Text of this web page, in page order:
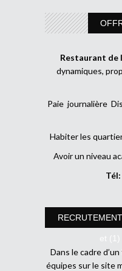
Restaurant de
dynamiques,
Paie journalière
Habiter les
Avoir un niveau
Tél:
et (1)
Dans le cadre
équipes sur le site